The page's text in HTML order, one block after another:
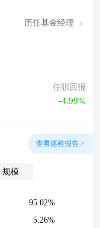
历任基金经理
任职回报
-4.99%
查看巡检报告 >
规模
95.02%
5.26%